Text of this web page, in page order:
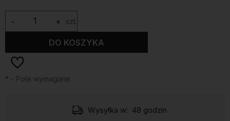
+
- szt.
DO KOSZYKA
* - Pole wymagane
Wysyłka w: 48 godzin